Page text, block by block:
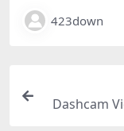
423down
Dashcam